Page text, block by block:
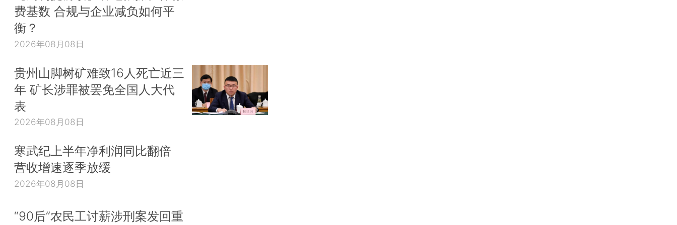
费基数 合规与企业减负如何平
衡？
2026年08月08日
贵州山脚树矿难致16人死亡近三
年 矿长涉罪被罢免全国人大代
表
2026年08月08日
寒武纪上半年净利润同比翻倍
营收增速逐季放缓
2026年08月08日
“90后”农民工讨薪涉刑案发回重